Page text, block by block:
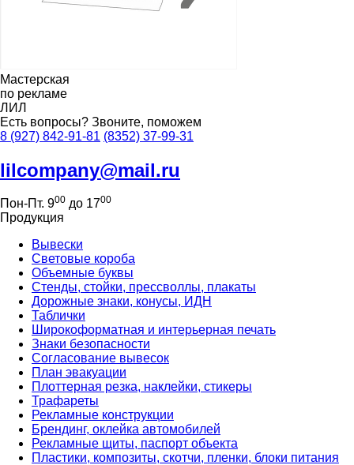
Мастерская
по рекламе
ЛИЛ
Есть вопросы? Звоните, поможем
8 (927) 842-91-81 (8352) 37-99-31
lilcompany@mail.ru
Пон-Пт. 900 до 1700
Продукция
Вывески
Световые короба
Объемные буквы
Стенды, стойки, прессволлы, плакаты
Дорожные знаки, конусы, ИДН
Таблички
Широкоформатная и интерьерная печать
Знаки безопасности
Согласование вывесок
План эвакуации
Плоттерная резка, наклейки, стикеры
Трафареты
Рекламные конструкции
Брендинг, оклейка автомобилей
Рекламные щиты, паспорт объекта
Пластики, композиты, скотчи, пленки, блоки питания